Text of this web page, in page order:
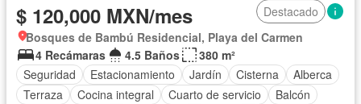
$ 120,000 MXN/mes
Destacado
Bosques de Bambú Residencial, Playa del Carmen
4 Recámaras
4.5 Baños
380 m²
Seguridad
Estacionamiento Jardín Cisterna
Alberca
Terraza
Cocina integral Cuarto de servicio
Balcón